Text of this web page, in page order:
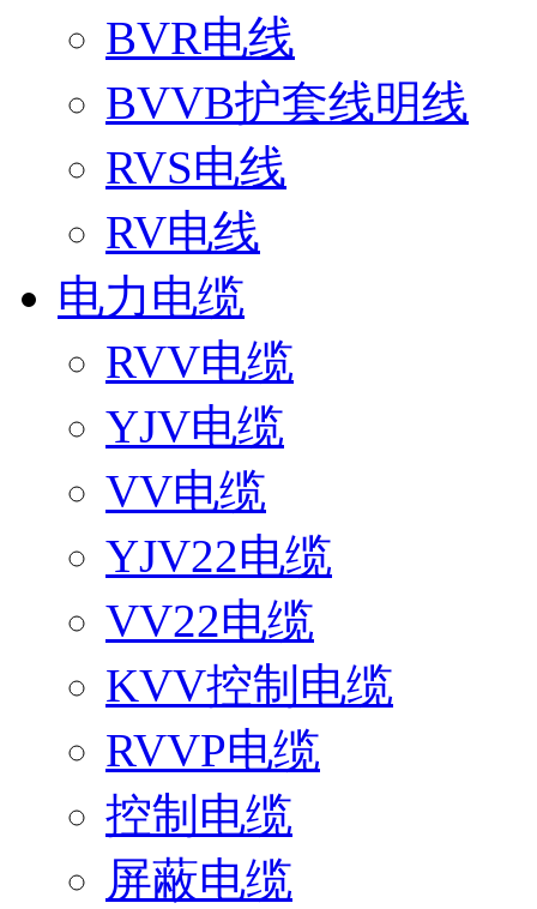
BVR电线
BVVB护套线明线
RVS电线
RV电线
电力电缆
RVV电缆
YJV电缆
VV电缆
YJV22电缆
VV22电缆
KVV控制电缆
RVVP电缆
控制电缆
屏蔽电缆